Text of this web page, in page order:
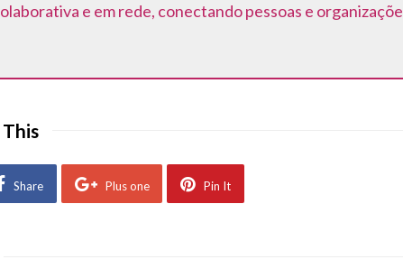
e em rede, conectando pessoas e
This
Share Plus one Pin It